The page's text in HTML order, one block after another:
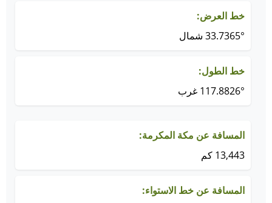
خط العرض:
33.7365° شمال
خط الطول:
117.8826° غرب
المسافة عن مكة المكرمة:
13,443 كم
المسافة عن خط الاستواء: